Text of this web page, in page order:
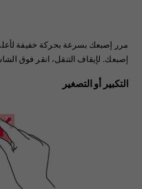
مرر إصبعك بسرعة بحركة خفيفة
إصبعك. لإيقاف التنقل، انقر فوق
التكبير أو التصغير